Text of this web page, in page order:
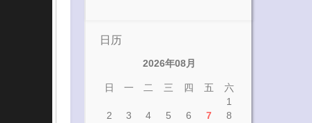
日历
2026年08月
日 一 二 三 四 五
六
1
2
3 4 5 6 7
8